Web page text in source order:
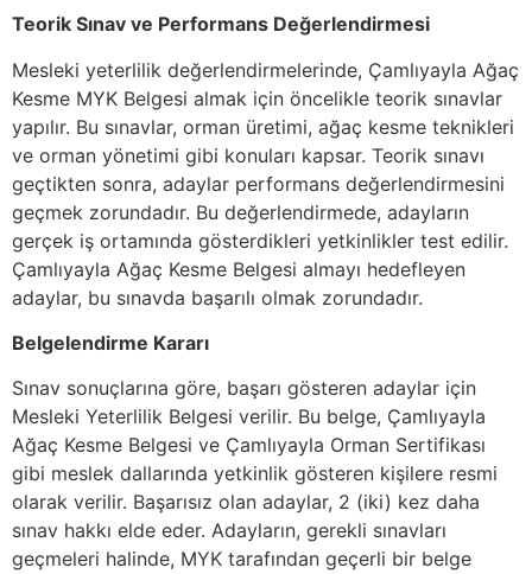
Teorik Sınav ve Performans Değerlendirmesi
Mesleki yeterlilik değerlendirmelerinde, Çamlıyayla Ağaç
Kesme MYK Belgesi almak için öncelikle teorik sınavlar
yapılır. Bu sınavlar, orman üretimi, ağaç kesme teknikleri
ve orman yönetimi gibi konuları kapsar. Teorik sınavı
geçtikten sonra, adaylar performans değerlendirmesini
geçmek zorundadır. Bu değerlendirmede, adayların
gerçek iş ortamında gösterdikleri yetkinlikler test edilir.
Çamlıyayla Ağaç Kesme Belgesi almayı hedefleyen
adaylar, bu sınavda başarılı olmak zorundadır.
Belgelendirme Kararı
Sınav sonuçlarına göre, başarı gösteren adaylar için
Mesleki Yeterlilik Belgesi verilir. Bu belge, Çamlıyayla
Ağaç Kesme Belgesi ve Çamlıyayla Orman Sertifikası
gibi meslek dallarında yetkinlik gösteren kişilere resmi
olarak verilir. Başarısız olan adaylar, 2 (iki) kez daha
sınav hakkı elde eder. Adayların, gerekli sınavları
geçmeleri halinde, MYK tarafından geçerli bir belge